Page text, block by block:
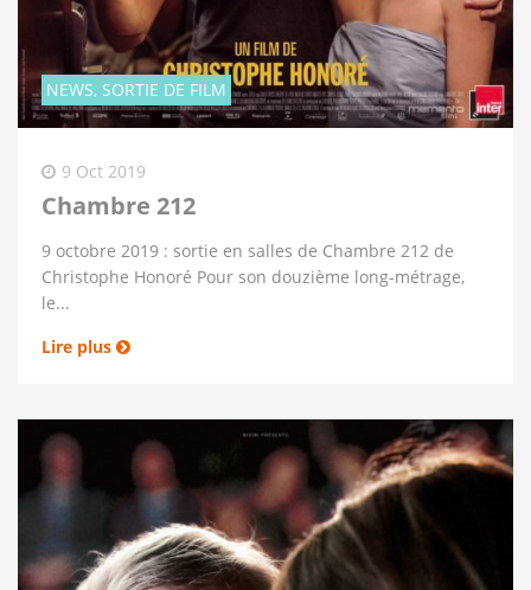
NEWS, SORTIE DE FILM
9 Oct 2019
Chambre 212
9 octobre 2019 : sortie en salles de Chambre 212 de
Christophe Honoré Pour son douzième long-métrage,
le...
Lire plus